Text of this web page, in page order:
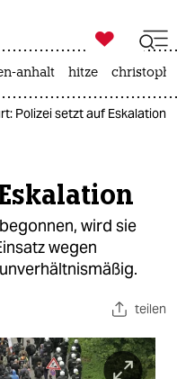

taz zahl ich
anhalt hitze
Polizei setzt auf Eskalation
wird sie
wegen
teilen